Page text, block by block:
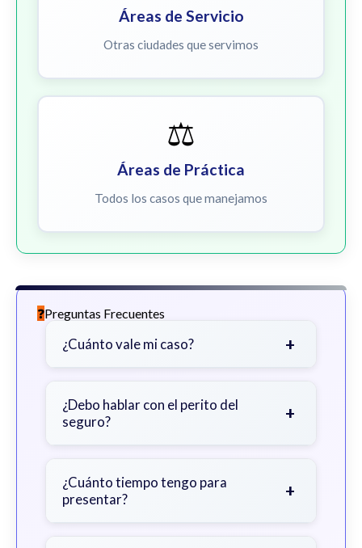
Áreas de Servicio
Otras ciudades que servimos
⚖️
Áreas de Práctica
Todos los casos que manejamos
Preguntas Frecuentes
¿Cuánto vale mi caso? +
gravedad de sus lesiones, facturas
médicas, tiempo fuera del trabajo y
¿Debo hablar con el perito del
seguro?
+
primero con un abogado para evitar
declaraciones que perjudiquen su
¿Cuánto tiempo tengo para
presentar?
+